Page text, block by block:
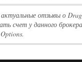
отзывы о
счет у данного